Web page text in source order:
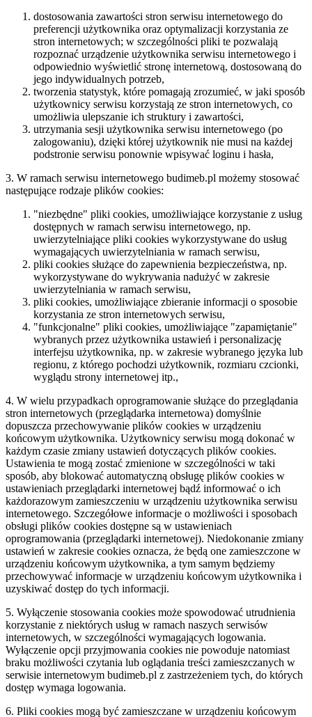
dostosowania zawartości stron serwisu internetowego do
preferencji użytkownika oraz optymalizacji korzystania ze
stron internetowych; w szczególności pliki te pozwalają
rozpoznać urządzenie użytkownika serwisu internetowego i
odpowiednio wyświetlić stronę internetową, dostosowaną do
jego indywidualnych potrzeb,
tworzenia statystyk, które pomagają zrozumieć, w jaki sposób
użytkownicy serwisu korzystają ze stron internetowych, co
umożliwia ulepszanie ich struktury i zawartości,
utrzymania sesji użytkownika serwisu internetowego (po
zalogowaniu), dzięki której użytkownik nie musi na każdej
podstronie serwisu ponownie wpisywać loginu i hasła,
3. W ramach serwisu internetowego budimeb.pl możemy stosować
następujące rodzaje plików cookies:
"niezbędne" pliki cookies, umożliwiające korzystanie z usług
dostępnych w ramach serwisu internetowego, np.
uwierzytelniające pliki cookies wykorzystywane do usług
wymagających uwierzytelniania w ramach serwisu,
pliki cookies służące do zapewnienia bezpieczeństwa, np.
wykorzystywane do wykrywania nadużyć w zakresie
uwierzytelniania w ramach serwisu,
pliki cookies, umożliwiające zbieranie informacji o sposobie
korzystania ze stron internetowych serwisu,
"funkcjonalne" pliki cookies, umożliwiające "zapamiętanie"
wybranych przez użytkownika ustawień i personalizację
interfejsu użytkownika, np. w zakresie wybranego języka lub
regionu, z którego pochodzi użytkownik, rozmiaru czcionki,
wyglądu strony internetowej itp.,
4. W wielu przypadkach oprogramowanie służące do przeglądania
stron internetowych (przeglądarka internetowa) domyślnie
dopuszcza przechowywanie plików cookies w urządzeniu
końcowym użytkownika. Użytkownicy serwisu mogą dokonać w
każdym czasie zmiany ustawień dotyczących plików cookies.
Ustawienia te mogą zostać zmienione w szczególności w taki
sposób, aby blokować automatyczną obsługę plików cookies w
ustawieniach przeglądarki internetowej bądź informować o ich
każdorazowym zamieszczeniu w urządzeniu użytkownika serwisu
internetowego. Szczegółowe informacje o możliwości i sposobach
obsługi plików cookies dostępne są w ustawieniach
oprogramowania (przeglądarki internetowej). Niedokonanie zmiany
ustawień w zakresie cookies oznacza, że będą one zamieszczone w
urządzeniu końcowym użytkownika, a tym samym będziemy
przechowywać informacje w urządzeniu końcowym użytkownika i
uzyskiwać dostęp do tych informacji.
5. Wyłączenie stosowania cookies może spowodować utrudnienia
korzystanie z niektórych usług w ramach naszych serwisów
internetowych, w szczególności wymagających logowania.
Wyłączenie opcji przyjmowania cookies nie powoduje natomiast
braku możliwości czytania lub oglądania treści zamieszczanych w
serwisie internetowym budimeb.pl z zastrzeżeniem tych, do których
dostęp wymaga logowania.
6. Pliki cookies mogą być zamieszczane w urządzeniu końcowym